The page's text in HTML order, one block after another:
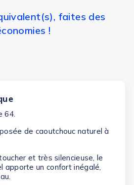
faites des
!
64.
de caoutchouc naturel à
et très silencieuse, le
apporte un confort inégalé,